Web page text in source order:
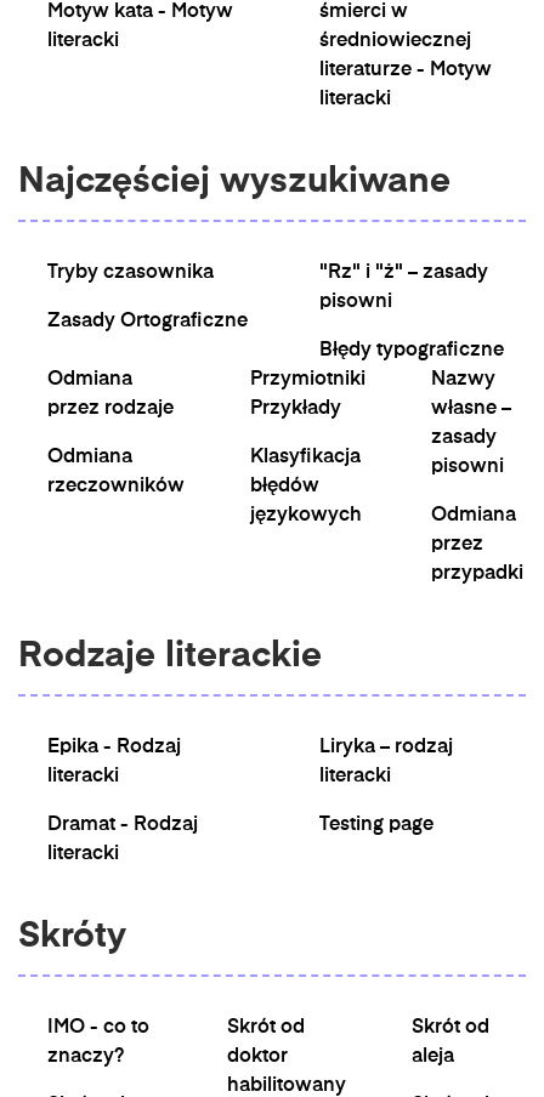
Motyw kata - Motyw
literacki
śmierci w
średniowiecznej
literaturze - Motyw
literacki
Najczęściej wyszukiwane
Tryby czasownika
Zasady Ortograficzne
"Rz" i "ż" – zasady
pisowni
Błędy typograficzne
Odmiana
przez rodzaje
Odmiana
rzeczowników
Przymiotniki
Przykłady
Klasyfikacja
błędów
językowych
Nazwy
własne –
zasady
pisowni
Odmiana
przez
przypadki
Rodzaje literackie
Epika - Rodzaj
literacki
Dramat - Rodzaj
literacki
Liryka – rodzaj
literacki
Testing page
Skróty
IMO - co to
znaczy?
Skrót od
doktor
habilitowany
Skrót od
aleja